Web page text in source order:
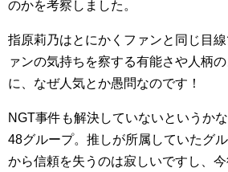
のかを考察しました。
指原莉乃はとにかくファンと同じ目
ァンの気持ちを察する有能さや人柄
に、なぜ人気とか愚問なのです！
NGT事件も解決していないというか
48グループ。推しが所属していたグ
から信頼を失うのは寂しいですし、